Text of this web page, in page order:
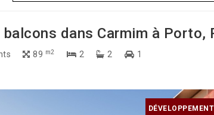
dans Carmim à Porto,
89 m2 2 2 1